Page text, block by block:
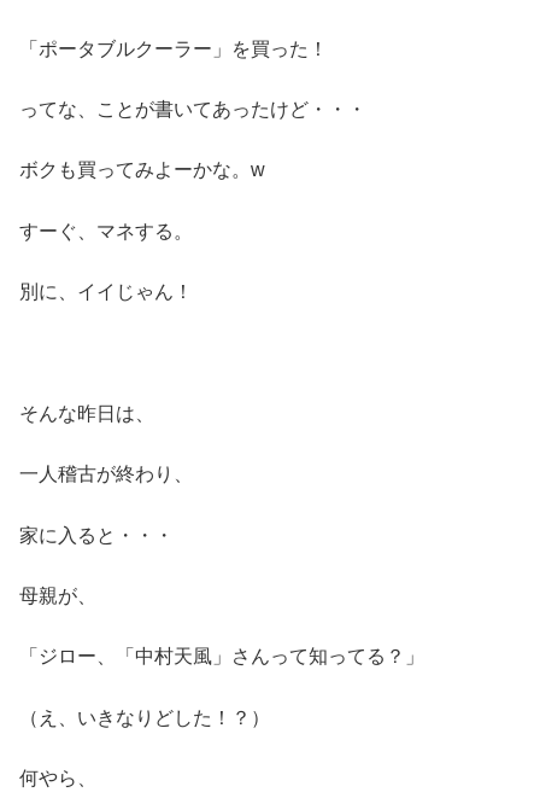
「ポータブルクーラー」を買った！
ってな、ことが書いてあったけど・・・
ボクも買ってみよーかな。w
すーぐ、マネする。
別に、イイじゃん！
そんな昨日は、
一人稽古が終わり、
家に入ると・・・
母親が、
「ジロー、「中村天風」さんって知ってる？」
（え、いきなりどした！？）
何やら、